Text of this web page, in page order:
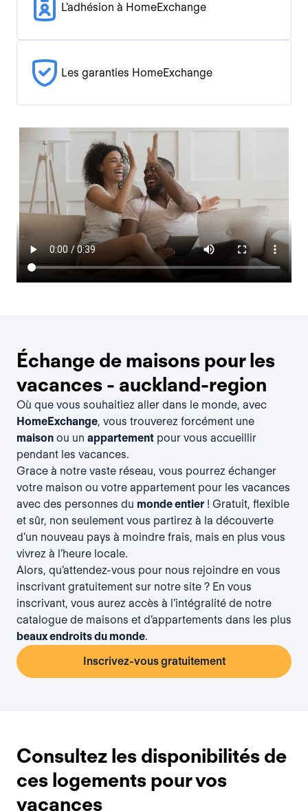
L'adhésion à HomeExchange
Les garanties HomeExchange
Échange de maisons pour les
vacances - auckland-region
Où que vous souhaitiez aller dans le monde, avec
HomeExchange, vous trouverez forcément une
maison ou un appartement pour vous accueillir
pendant les vacances.
Grace à notre vaste réseau, vous pourrez échanger
votre maison ou votre appartement pour les vacances
avec des personnes du monde entier ! Gratuit, flexible
et sûr, non seulement vous partirez à la découverte
d’un nouveau pays à moindre frais, mais en plus vous
vivrez à l’heure locale.
Alors, qu’attendez-vous pour nous rejoindre en vous
inscrivant gratuitement sur notre site ? En vous
inscrivant, vous aurez accès à l’intégralité de notre
catalogue de maisons et d’appartements dans les plus
beaux endroits du monde.
Inscrivez-vous gratuitement
Consultez les disponibilités de
ces logements pour vos
vacances